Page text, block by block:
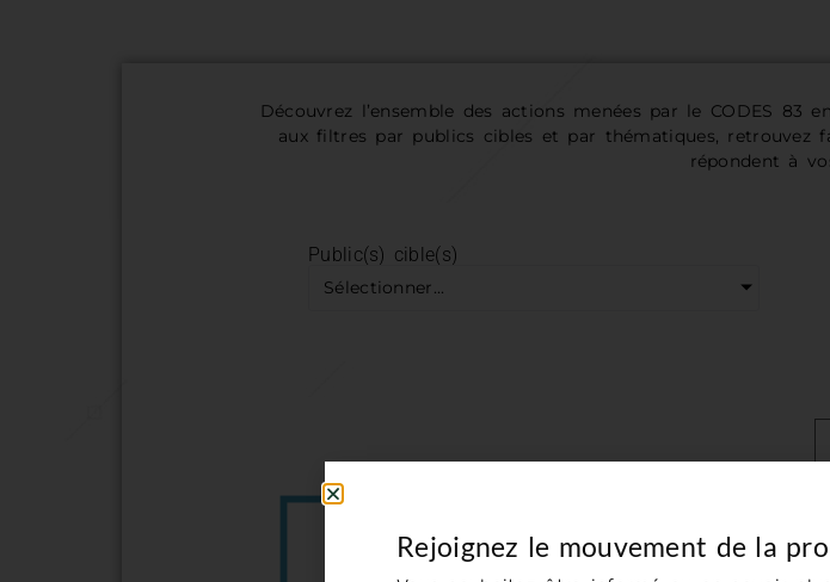
Découvrez l’ensemble des actions menées par le CODES
aux filtres par publics cibles et par thématiques, retrouvez
répondent à
Public(s) cible(s)​
Sélectionner...
Rejoignez le mouvement de la